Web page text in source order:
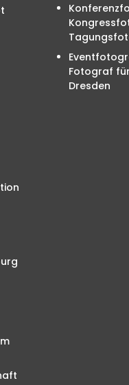
Fotograf
Dresden